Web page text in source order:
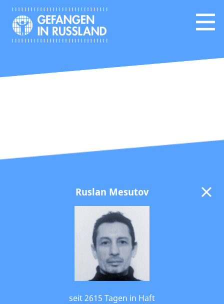
Ruslan Mesutov
seit 2615 Tagen in Haft